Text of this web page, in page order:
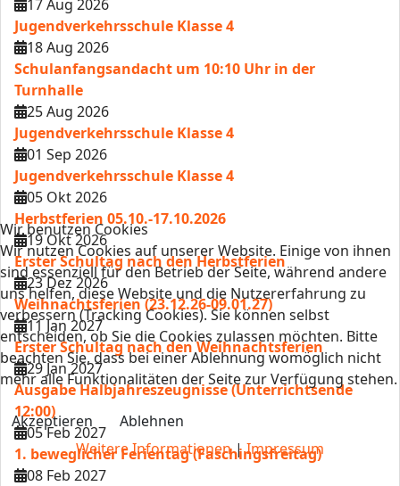
17 Aug 2026
Jugendverkehrsschule Klasse 4
18 Aug 2026
Schulanfangsandacht um 10:10 Uhr in der
Turnhalle
25 Aug 2026
Jugendverkehrsschule Klasse 4
01 Sep 2026
Jugendverkehrsschule Klasse 4
05 Okt 2026
Herbstferien 05.10.-17.10.2026
19 Okt 2026
Erster Schultag nach den Herbstferien
23 Dez 2026
Weihnachtsferien (23.12.26-09.01.27)
11 Jan 2027
Erster Schultag nach den Weihnachtsferien
29 Jan 2027
Ausgabe Halbjahreszeugnisse (Unterrichtsende
12:00)
05 Feb 2027
1. beweglicher Ferientag (Faschingsfreitag)
08 Feb 2027
Wir benutzen Cookies
Wir nutzen Cookies auf unserer Website. Einige von ihnen
sind essenziell für den Betrieb der Seite, während andere
uns helfen, diese Website und die Nutzererfahrung zu
verbessern (Tracking Cookies). Sie können selbst
entscheiden, ob Sie die Cookies zulassen möchten. Bitte
beachten Sie, dass bei einer Ablehnung womöglich nicht
mehr alle Funktionalitäten der Seite zur Verfügung stehen.
Akzeptieren
Ablehnen
Weitere Informationen|Impressum